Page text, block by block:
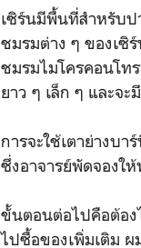
เซิร์นมีพื้นที่สำหรับป
ชมรมต่าง ๆ ของเซิ
ชมรมไมโครคอนโท
ยาว ๆ เล็ก ๆ และจ
การจะใช้เตาย่างบ
ซึ่งอาจารย์พัดจองให้
ขั้นตอนต่อไปคือต้อง
ไปซื้อของเพิ่มเติม ผ